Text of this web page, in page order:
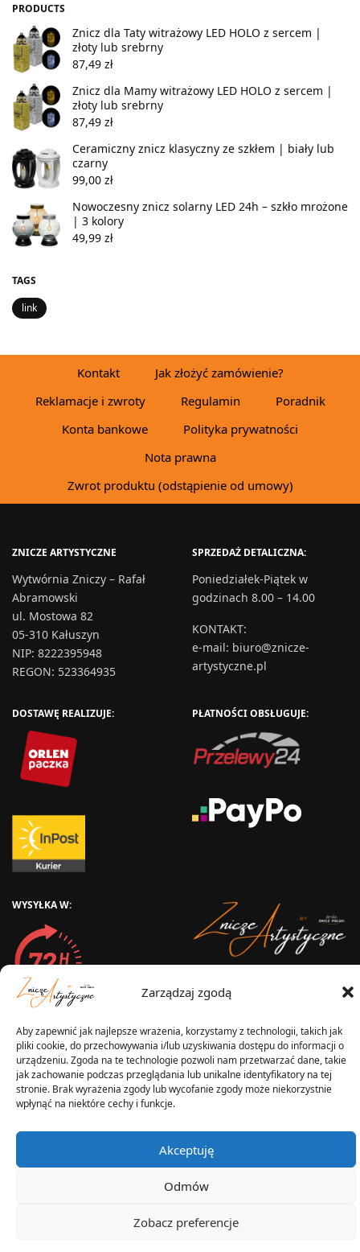
Zarządzaj zgodą
Aby zapewnić jak najlepsze wrażenia, korzystamy z technologii, takich jak
pliki cookie, do przechowywania i/lub uzyskiwania dostępu do informacji o
urządzeniu. Zgoda na te technologie pozwoli nam przetwarzać dane, takie
jak zachowanie podczas przeglądania lub unikalne identyfikatory na tej
stronie. Brak wyrażenia zgody lub wycofanie zgody może niekorzystnie
wpłynąć na niektóre cechy i funkcje.
Akceptuję
Odmów
Zobacz preferencje
PRODUCTS
Znicz dla Taty witrażowy LED HOLO z sercem |
złoty lub srebrny
87,49 zł
Znicz dla Mamy witrażowy LED HOLO z sercem |
złoty lub srebrny
87,49 zł
Ceramiczny znicz klasyczny ze szkłem | biały lub
czarny
99,00 zł
Nowoczesny znicz solarny LED 24h – szkło mrożone
| 3 kolory
49,99 zł
TAGS
link
Kontakt
Jak złożyć zamówienie?
Reklamacje i zwroty
Regulamin
Poradnik
Konta bankowe
Polityka prywatności
Nota prawna
Zwrot produktu (odstąpienie od umowy)
ZNICZE ARTYSTYCZNE
Wytwórnia Zniczy – Rafał
Abramowski
ul. Mostowa 82
05-310 Kałuszyn
NIP: 8222395948
REGON: 523364935
SPRZEDAŻ DETALICZNA:
Poniedziałek-Piątek w
godzinach 8.00 – 14.00
KONTAKT:
e-mail: biuro@znicze-
artystyczne.pl
DOSTAWĘ REALIZUJE: PŁATNOŚCI OBSŁUGUJE:
WYSYŁKA W:
Wytwórnia Zniczy